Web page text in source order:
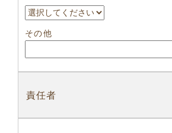
その他
責任者